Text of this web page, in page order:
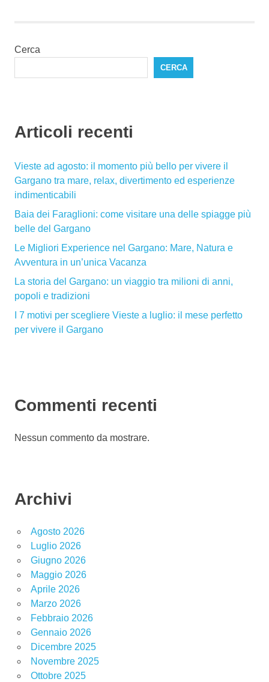
Cerca
CERCA
Articoli recenti
Vieste ad agosto: il momento più bello per vivere il
Gargano tra mare, relax, divertimento ed esperienze
indimenticabili
Baia dei Faraglioni: come visitare una delle spiagge più
belle del Gargano
Le Migliori Experience nel Gargano: Mare, Natura e
Avventura in un’unica Vacanza
La storia del Gargano: un viaggio tra milioni di anni,
popoli e tradizioni
I 7 motivi per scegliere Vieste a luglio: il mese perfetto
per vivere il Gargano
Commenti recenti
Nessun commento da mostrare.
Archivi
Agosto 2026
Luglio 2026
Giugno 2026
Maggio 2026
Aprile 2026
Marzo 2026
Febbraio 2026
Gennaio 2026
Dicembre 2025
Novembre 2025
Ottobre 2025